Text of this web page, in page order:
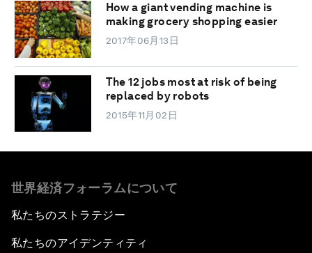
How a giant vending machine is
making grocery shopping easier
2017年06月13日
The 12 jobs most at risk of being
replaced by robots
2015年11月02日
世界経済フォーラムについて
私たちのストラテジー
私たちのアイデンティティ